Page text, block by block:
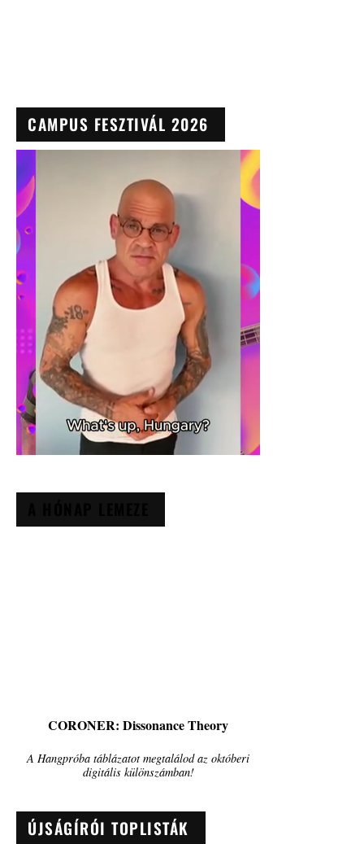
CAMPUS FESZTIVÁL 2026
CORONER: Dissonance Theory
A Hangpróba táblázatot megtalálod az októberi
digitális különszámban!
ÚJSÁGÍRÓI TOPLISTÁK